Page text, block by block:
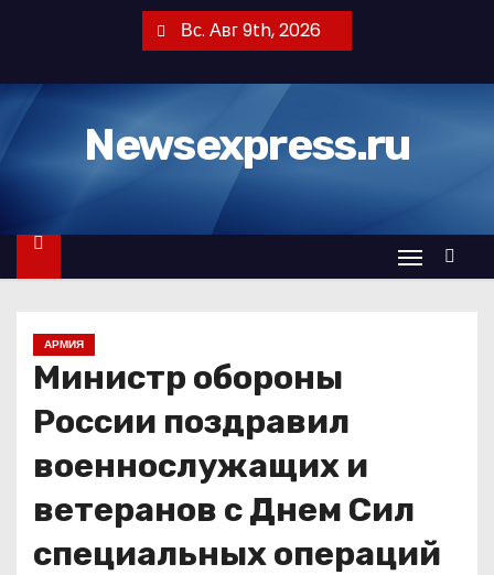
т
к
Вс. Авг 9th, 2026
Newsexpress.ru
АРМИЯ
Министр обороны
России поздравил
военнослужащих и
ветеранов с Днем Сил
специальных операций